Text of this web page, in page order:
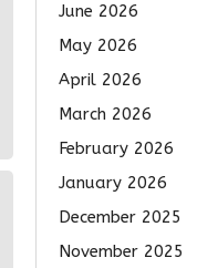
June 2026
May 2026
April 2026
March 2026
February 2026
January 2026
December 2025
November 2025